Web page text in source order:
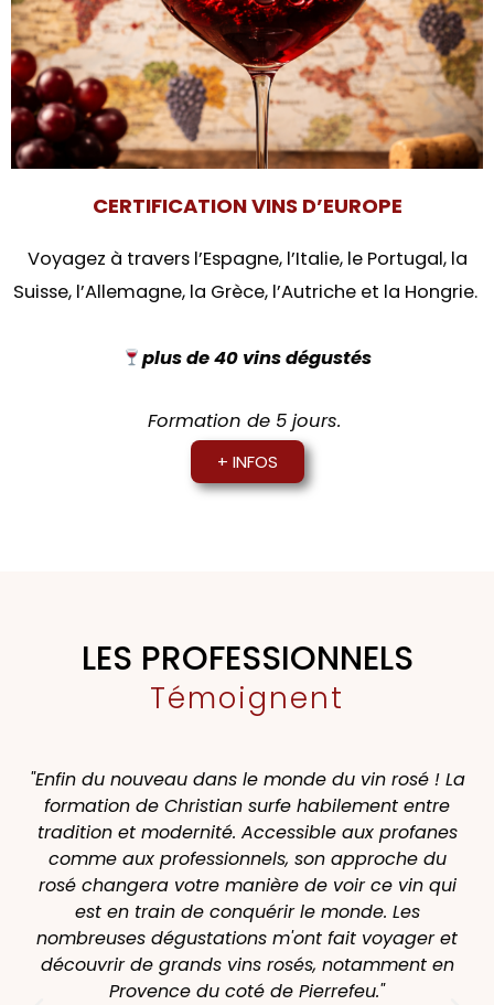
CERTIFICATION VINS D’EUROPE
Voyagez à travers l’Espagne, l’Italie, le Portugal, la
Suisse, l’Allemagne, la Grèce, l’Autriche et la Hongrie.
plus de40 vins dégustés
Formation de 5 jours.
+ INFOS
LES PROFESSIONNELS
Témoignent
"Enfin du nouveau dans le monde du vin rosé ! La
formation de Christian surfe habilement entre
tradition et modernité. Accessible aux profanes
comme aux professionnels, son approche du
rosé changera votre manière de voir ce vin qui
est en train de conquérir le monde. Les
nombreuses dégustations m'ont fait voyager et
découvrir de grands vins rosés, notamment en
Provence du coté de Pierrefeu."